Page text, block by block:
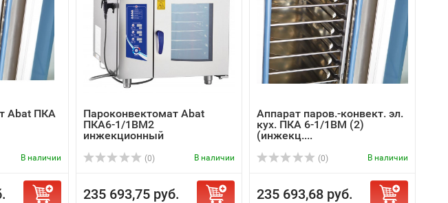
Abat ПКА
В наличии
Пароконвектомат Abat
ПКА6-1/1ВМ2
инжекционный
(0) В наличии
235 693,75 руб.
Аппарат паров.-конвект. эл.
кух. ПКА 6-1/1ВМ (2)
(инжекц....
(0) В наличии
235 693,68 руб.